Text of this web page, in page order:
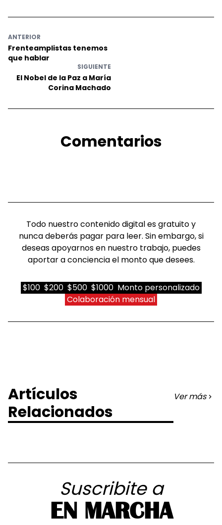
ANTERIOR
Frenteamplistas tenemos
que hablar
SIGUIENTE
El Nobel de la Paz a María
Corina Machado
Comentarios
Todo nuestro contenido digital es gratuito y
nunca deberás pagar para leer. Sin embargo, si
deseas apoyarnos en nuestro trabajo, puedes
aportar a conciencia el monto que desees.
$100 $200 $500 $1000 Monto personalizado
Colaboración mensual
Artículos
Relacionados
Ver más
Suscribite a
EN MARCHA